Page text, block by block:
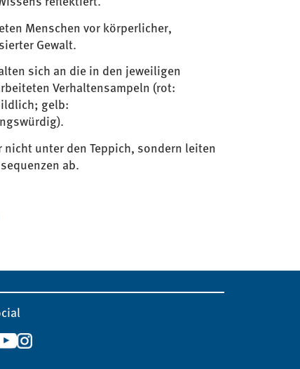
Menschen vor körperlicher,
Gewalt.
sich an die in den jeweiligen
Verhaltensampeln (rot:
gelb:
nicht unter den Teppich, sondern leiten
ab.